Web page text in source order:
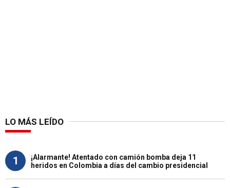
LO MÁS LEÍDO
1
¡Alarmante! Atentado con camión bomba deja 11
heridos en Colombia a días del cambio presidencial